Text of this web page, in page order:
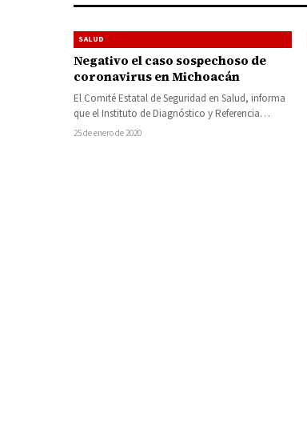
SALUD
Negativo el caso sospechoso de
coronavirus en Michoacán
El Comité Estatal de Seguridad en Salud, informa
que el Instituto de Diagnóstico y Referencia
Epidemiológicos (INDRE), determinó como
25 de enero de 2020